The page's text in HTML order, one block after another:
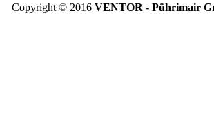
Copyright © 2016 VENTOR - Pührimair